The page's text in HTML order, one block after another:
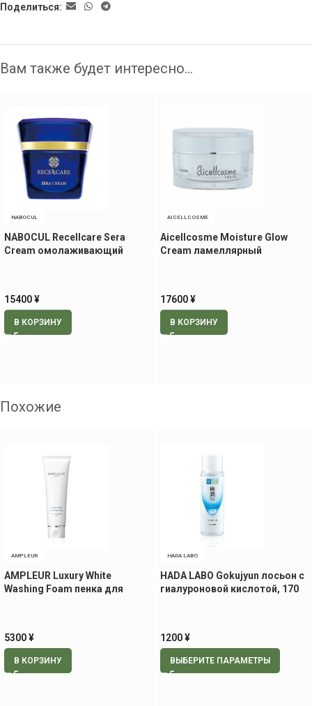
Поделиться:
Вам также будет интересно…
NABOCUL
NABOCUL Recellcare Sera
Cream омолаживающий
15400¥
В КОРЗИНУ
AICELLCOSME
Aicellcosme Moisture Glow
Cream ламеллярный
17600¥
В КОРЗИНУ
Похожие
AMPLEUR
AMPLEUR Luxury White
Washing Foam пенка для
5300¥
В КОРЗИНУ
HADA LABO
HADA LABO Gokujyun лосьон с
гиалуроновой кислотой, 170
1200¥
ВЫБЕРИТЕ ПАРАМЕТРЫ